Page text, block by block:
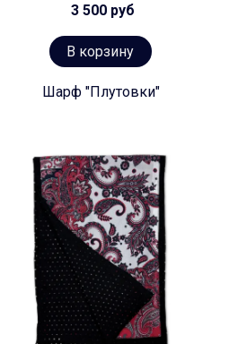
3 500 руб
В корзину
Шарф "Плутовки"